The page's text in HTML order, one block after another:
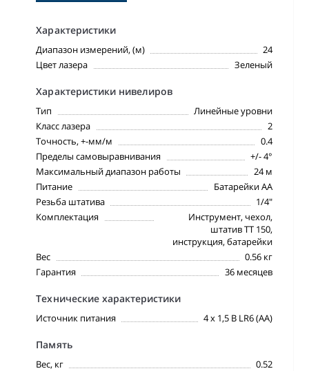
Характеристики
Диапазон измерений, (м)
24
Цвет лазера
Зеленый
Характеристики нивелиров
Тип
Линейные уровни
Класс лазера
2
Точность, +-мм/м
0.4
Пределы самовыравнивания
+/- 4°
Максимальный диапазон работы
24 м
Питание
Батарейки АА
Резьба штатива
1/4"
Комплектация
Инструмент, чехол,
штатив TT 150,
инструкция, батарейки
Вес
0.56 кг
Гарантия
36 месяцев
Технические характеристики
Источник питания 4 x 1,5 В LR6 (AA)
Память
Вес, кг
0.52